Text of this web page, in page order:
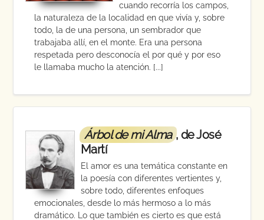
cuando recorría los campos,
la naturaleza de la localidad en que vivía y, sobre
todo, la de una persona, un sembrador que
trabajaba allí, en el monte. Era una persona
respetada pero desconocía el por qué y por eso
le llamaba mucho la atención. [...]
Árbol de mi Alma , de José
Martí
El amor es una temática constante en
la poesía con diferentes vertientes y,
sobre todo, diferentes enfoques
emocionales, desde lo más hermoso a lo más
dramático. Lo que también es cierto es que está